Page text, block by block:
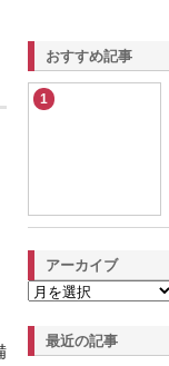
おすすめ記事
1
アーカイブ
最近の記事